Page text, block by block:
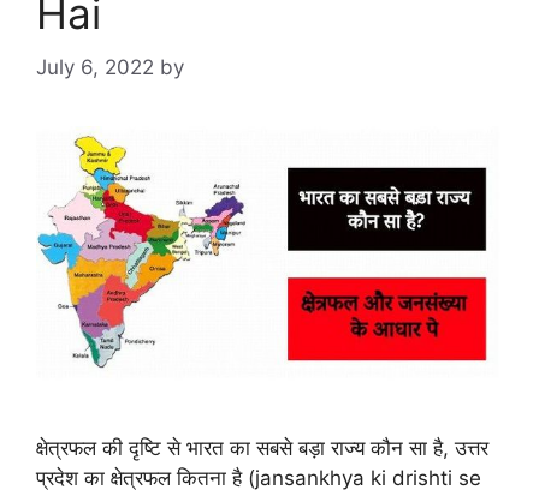
Hai
July 6, 2022 by
क्षेत्रफल की दृष्टि से भारत का सबसे बड़ा राज्य कौन सा है, उत्तर
प्रदेश का क्षेत्रफल कितना है (jansankhya ki drishti se